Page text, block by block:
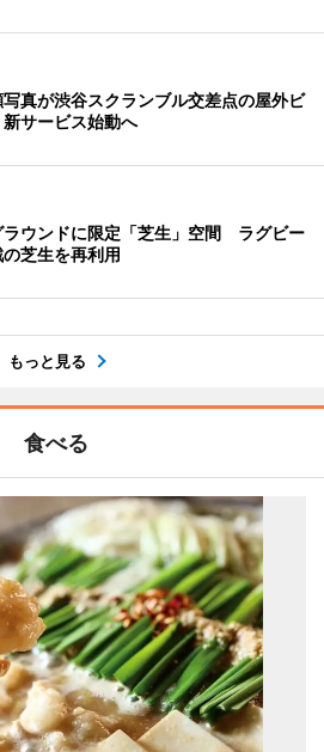
真が渋谷スクランブル交差点の屋外ビ
サービス始動へ
ラウンドに限定「芝生」空間 ラグビー
芝生を再利用
もっと見る
食べる